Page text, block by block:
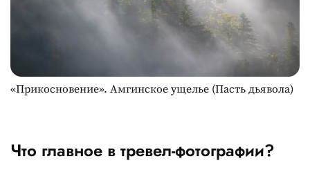
«Прикосновение». Амгинское ущелье (Пасть дьявола)
Что главное в тревел-фотографии?